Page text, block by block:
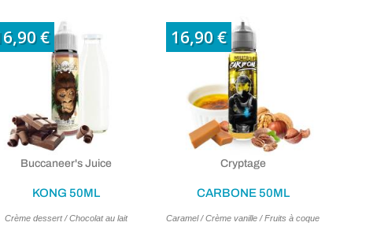
€
Buccaneer's Juice
KONG 50ML
Crème dessert / Chocolat au lait
16,90 €
Cryptage
CARBONE 50ML
Caramel / Crème vanille / Fruits à coque